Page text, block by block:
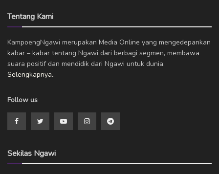
Tentang Kami
KampoengNgawi merupakan Media Online yang mengedepankan
kabar – kabar tentang Ngawi dari berbagi segmen, membawa
suara positif dan mendidik dari Ngawi untuk dunia.
Selengkapnya..
Follow us
Sekilas Ngawi